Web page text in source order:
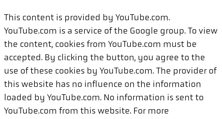
This content is provided by YouTube.com.
YouTube.com is a service of the Google group. To view
the content, cookies from YouTube.com must be
accepted. By clicking the button, you agree to the
use of these cookies by YouTube.com. The provider of
this website has no influence on the information
loaded by YouTube.com. No information is sent to
YouTube.com from this website. For more